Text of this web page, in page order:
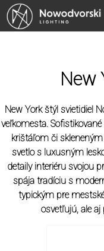
New
New York štýl svietidiel
veľkomesta.
krištáľom či
svetlo s luxusným
detaily interiéru svojou
spája tradíciu s
typickým pre
osvetľujú, ale